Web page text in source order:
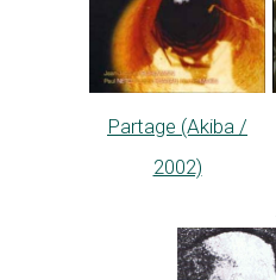
Partage (Akiba /
2002)